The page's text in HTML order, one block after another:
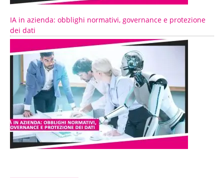
IA in azienda: obblighi normativi, governance e protezione
dei dati